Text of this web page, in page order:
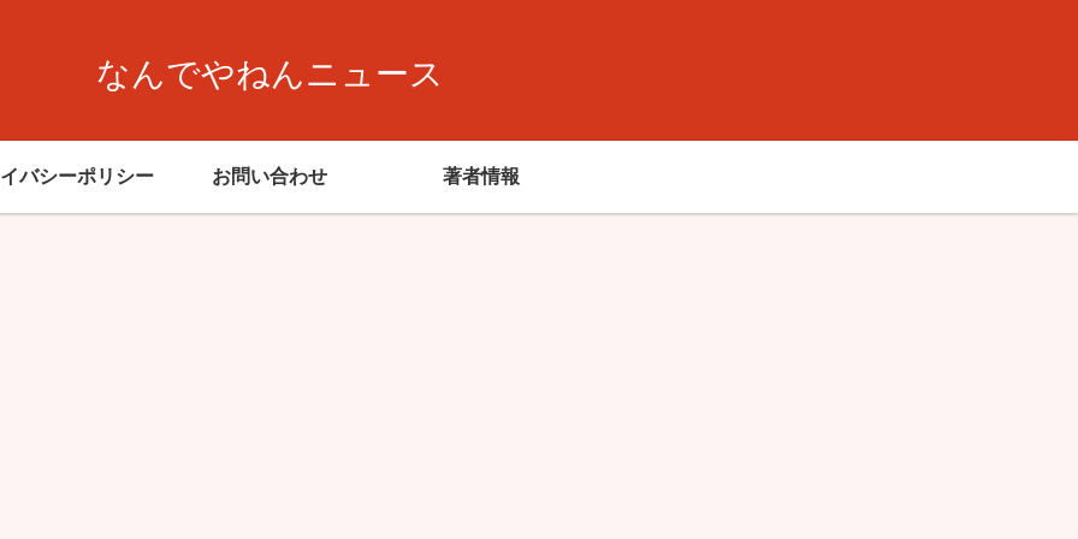
なんでやねんニュース
バシーポリシー お問い合わせ 著者情報